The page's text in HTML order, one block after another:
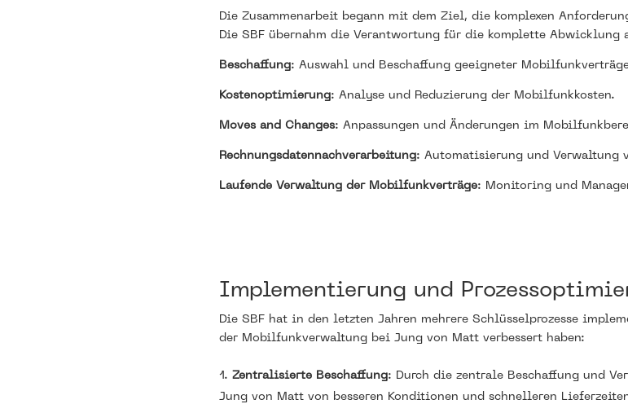
Die Zusammenarbeit begann mit dem Ziel, die komplexen
Die SBF übernahm die Verantwortung für die komplette
Beschaffung: Auswahl und Beschaffung geeigneter
Kostenoptimierung: Analyse und Reduzierung der Mobilfunkkosten.
Moves and Changes: Anpassungen und Änderungen im
Rechnungsdatennachverarbeitung: Automatisierung und Verwaltung
Laufende Verwaltung der Mobilfunkverträge: Monitoring und
Implementierung und
Die SBF hat in den letzten Jahren mehrere Schlüsselprozesse
der Mobilfunkverwaltung bei Jung von Matt verbessert haben:
Zentralisierte Beschaffung: Durch die zentrale Beschaffung und
Jung von Matt von besseren Konditionen und schnelleren